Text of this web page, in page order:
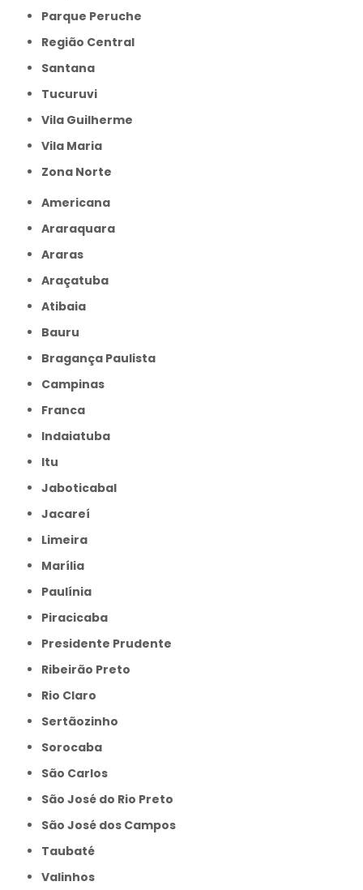
Parque Peruche
Região Central
Santana
Tucuruvi
Vila Guilherme
Vila Maria
Zona Norte
Americana
Araraquara
Araras
Araçatuba
Atibaia
Bauru
Bragança Paulista
Campinas
Franca
Indaiatuba
Itu
Jaboticabal
Jacareí
Limeira
Marília
Paulínia
Piracicaba
Presidente Prudente
Ribeirão Preto
Rio Claro
Sertãozinho
Sorocaba
São Carlos
São José do Rio Preto
São José dos Campos
Taubaté
Valinhos